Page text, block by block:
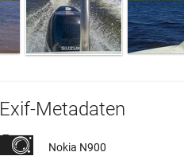
Exif-Metadaten
Nokia N900